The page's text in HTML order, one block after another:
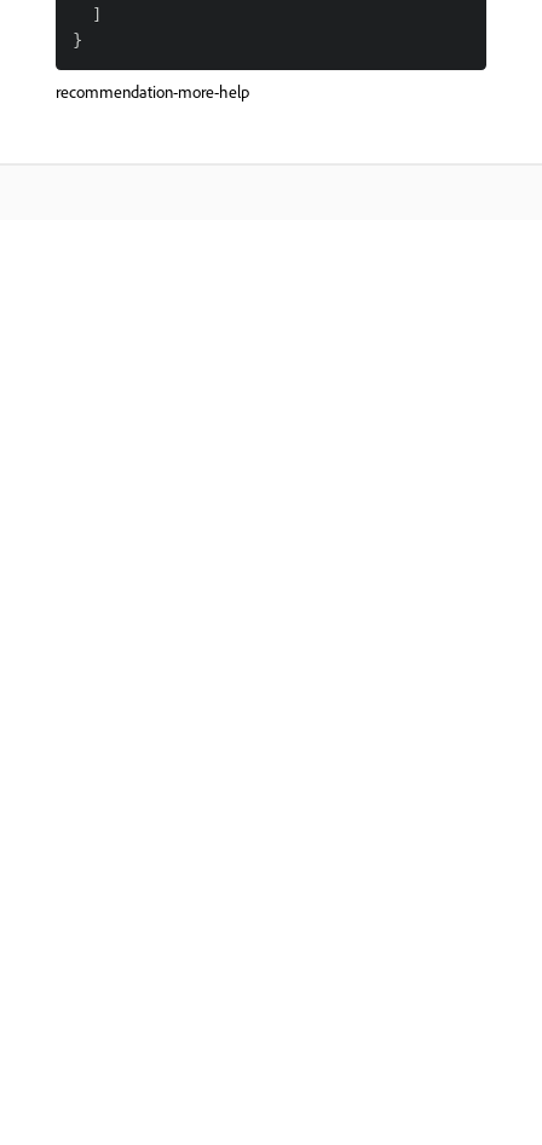
  ]
recommendation-more-help